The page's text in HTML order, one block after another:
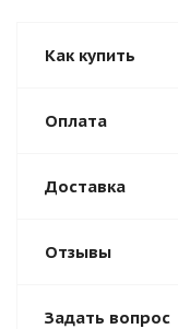
Как купить
Оплата
Доставка
Отзывы
Задать вопрос